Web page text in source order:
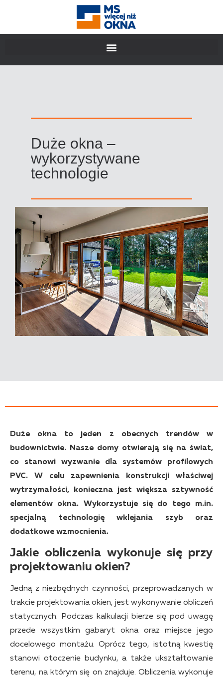
Duże okna –
wykorzystywane
technologie
Duże okna to jeden z obecnych trendów w
budownictwie. Nasze domy otwierają się na świat,
co stanowi wyzwanie dla systemów profilowych
PVC. W celu zapewnienia konstrukcji właściwej
wytrzymałości, konieczna jest większa sztywność
elementów okna. Wykorzystuje się do tego m.in.
specjalną technologię wklejania szyb oraz
dodatkowe wzmocnienia.
Jakie obliczenia wykonuje się przy
projektowaniu okien?
Jedną z niezbędnych czynności, przeprowadzanych w
trakcie projektowania okien, jest wykonywanie obliczeń
statycznych. Podczas kalkulacji bierze się pod uwagę
przede wszystkim gabaryt okna oraz miejsce jego
docelowego montażu. Oprócz tego, istotną kwestię
stanowi otoczenie budynku, a także ukształtowanie
terenu, na którym się on znajduje. Obliczenia wykonuje